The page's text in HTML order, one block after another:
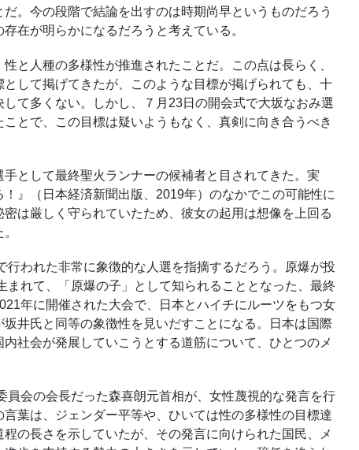
。今の段階で結論を出すのは時期尚早というものだろう
在が明らかになるだろうと考えている。
と人種の多様性が推進されたことだ。この点は長らく、
して掲げてきたが、このような目標が掲げられても、十
て多くない。しかし、７月23日の開会式で大坂なおみ選
とで、この目標は疑いようもなく、真剣に向き合うべき
として最終聖火ランナーの候補者と目されてきた。実
』（日本経済新聞出版、2019年）のなかでこの可能性に
は厳しく守られていたため、彼女の起用は想像を上回る
われた非常に象徴的な人選を指摘するだろう。原爆が投
れて、「原爆の子」として知られることとなった、最終
年に開催された大会で、日本とハイチにルーツをもつ女
井氏と同等の象徴性を見いだすことになる。日本は国際
社会が発展していこうとする道筋について、ひとつのメ
員会の会長だった森喜朗元首相が、女性蔑視的な発言を行
葉は、ジェンダー平等や、ひいては性の多様性の目標達
の長さを示していたが、その発言に向けられた国民、メ